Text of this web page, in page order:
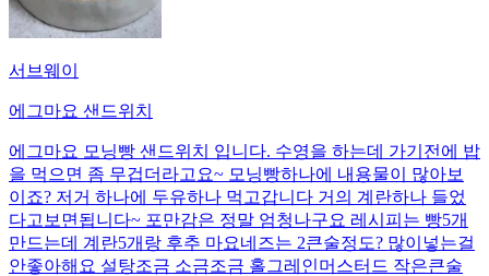
서브웨이
에그마요 샌드위치
에그마요 모닝빵 샌드위치 입니다. 수영을 하는데 가기전에 밥
을 먹으면 좀 무겁더라고요~ 모닝빵하나에 내용물이 많아보
이죠? 저거 하나에 두유하나 먹고갑니다 거의 계란하나 들었
다고보면됩니다~ 포만감은 정말 엄청나구요 레시피는 빵5개
만드는데 계란5개랑 후추 마요네즈는 2큰술정도? 많이넣는걸
안좋아해요 설탕조금 소금조금 홀그레인머스터드 작은큰술